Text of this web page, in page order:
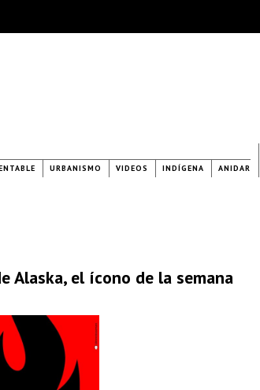
URBANISMO VIDEOS INDÍGENA ANIDAR
Alaska, el ícono de la semana